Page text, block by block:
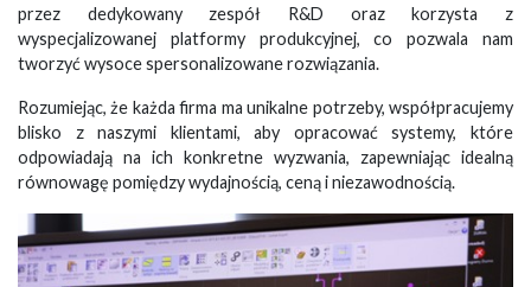
przez dedykowany zespół R&D oraz korzysta z
wyspecjalizowanej platformy produkcyjnej, co pozwala nam
tworzyć wysoce spersonalizowane rozwiązania.
Rozumiejąc, że każda firma ma unikalne potrzeby, współpracujemy
blisko z naszymi klientami, aby opracować systemy, które
odpowiadają na ich konkretne wyzwania, zapewniając idealną
równowagę pomiędzy wydajnością, ceną i niezawodnością.